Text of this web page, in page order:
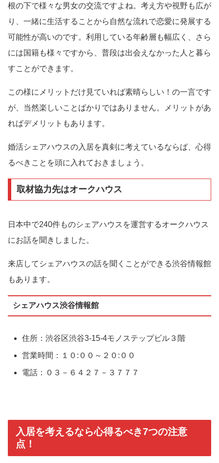
根の下で様々な男女の交流ですよね。考え方や視野も広が
り、一緒に生活することから自然な流れで恋愛に発展する
可能性が高いのです。利用している年齢層も幅広く、さら
には国籍も様々ですから、普段は出会えなかった人と暮ら
すことができます。
この様にメリットだけ見ていれば素晴らしい！の一言です
が、当然楽しいことばかりではありません。メリットがあ
ればデメリットもあります。
婚活シェアハウスの入居を真剣に考えているならば、心得
るべきことを頭に入れておきましょう。
取材協力先はオークハウス
日本中で240件ものシェアハウスを運営するオークハウス
にお話を聞きしました。
来店してシェアハウスの話を聞くことができる渋谷情報館
もあります。
シェアハウス渋谷情報館
住所：渋谷区渋谷3-15-4モノステップビル３階
営業時間：１０:００～２０:００
電話：０３－６４２７－３７７７
入居を考えるなら心得るべき7つの注意
点！